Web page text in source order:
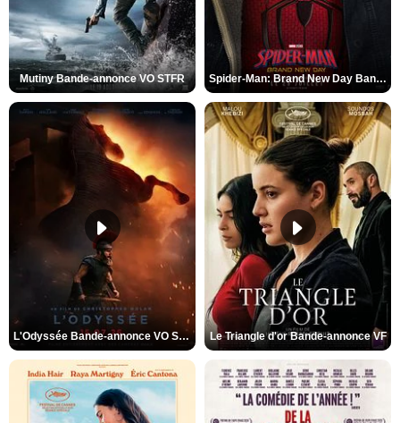
Mutiny Bande-annonce VO STFR Spider-Man: Brand New Day Bande-annonce VO STFR
L'Odyssée Bande-annonce VO STFR Le Triangle d'or Bande-annonce VF